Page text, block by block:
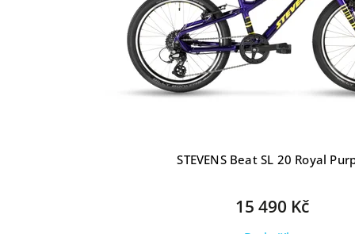
STEVENS Beat SL 20 Royal
15 490 Kč